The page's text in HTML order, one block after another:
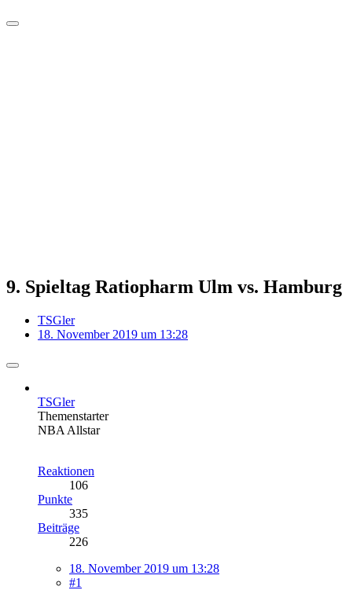
9. Spieltag Ratiopharm Ulm vs. Hamburg
TSGler
18. November 2019 um 13:28
TSGler
Themenstarter
NBA Allstar
Reaktionen
106
Punkte
335
Beiträge
226
18. November 2019 um 13:28
#1